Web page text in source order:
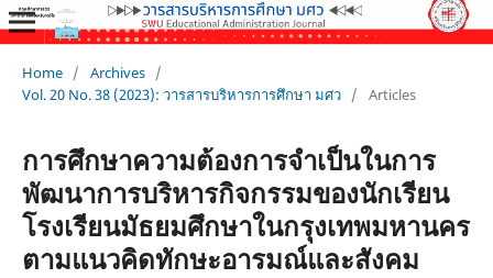
Home / Archives /
Vol. 20 No. 38 (2023): วารสารบริหารการศึกษา มศว / Articles
การศึกษาความต้องการจำเป็นในการ
พัฒนาการบริหารกิจกรรมของนักเรียน
โรงเรียนมัธยมศึกษาในกรุงเทพมหานคร
ตามแนวคิดทักษะอารมณ์และสังคม